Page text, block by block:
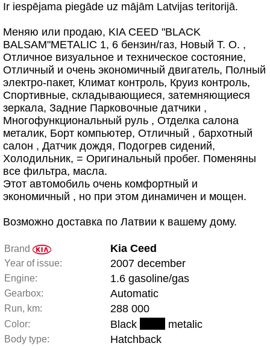
Ir iespējama piegāde uz mājām Latvijas teritorijā.
Меняю или продаю, KIA CEED "BLACK
BALSAM"METALIC 1, 6 бензин/газ, Новый Т. О. ,
Отличное визуальное и техническое состояние,
Отличный и очень экономичный двигатель, Полный
электро-пакет, Климат контроль, Круиз контроль,
Спортивные, складывающиеся, затемняющиеся
зеркала, Задние Парковочные датчики ,
Многофункциональный руль , Отделка салона
металик, Борт компьютер, Отличный , бархотный
салон , Датчик дождя, Подогрев сидений,
Холодильник, = Оригинальный пробег. Поменяны
все фильтра, масла.
Этот автомобиль очень комфортный и
экономичный , но при этом динамичен и мощен.
Возможно доставка по Латвии к вашему дому.
Brand Kia Ceed
Year of issue: 2007 december
Engine: 1.6 gasoline/gas
Gearbox: Automatic
Run, km: 288 000
Color: Black metalic
Body type: Hatchback